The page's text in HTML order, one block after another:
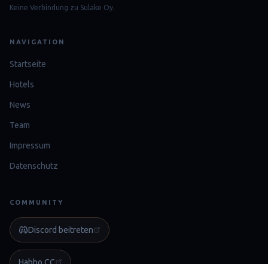
Keine Verbindung zu Sulake Oy.
NAVIGATION
Startseite
Hotels
News
Team
Impressum
Datenschutz
COMMUNITY
Discord beitreten